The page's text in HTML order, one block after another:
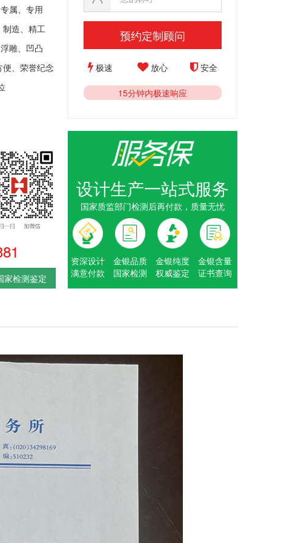
属、专用
制造、精工
雕、凹凸
便、荣誉纪念
章定制_建所
章制作_律师
工厂_胸针制
标徽定制_纪念
家检测鉴定
预约定制顾问
极速 放心 安全
15分钟内极速响应
设计生产一站式服务
国家质监部门检测后再付款，质量无忧
资深设计
满意付款
金银品质
国家检测
金银纯度
权威鉴定
金银含量
证书查询